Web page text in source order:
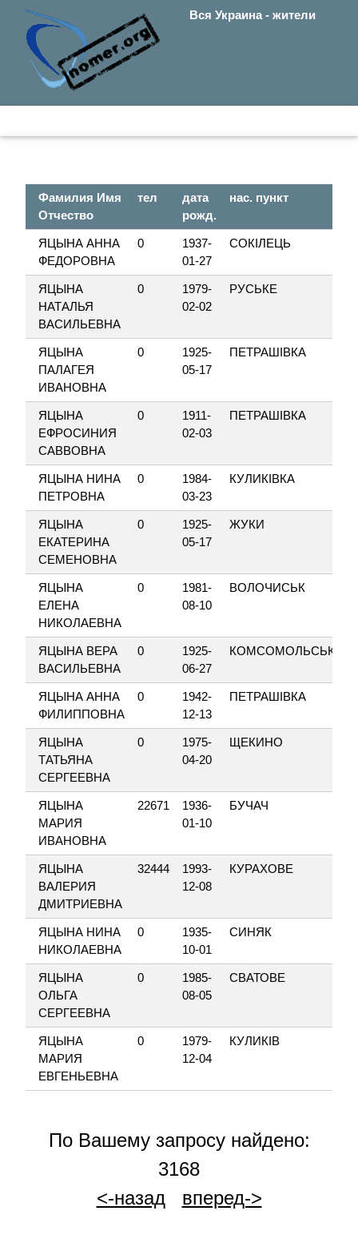
Вся Украина - жители
Фамилия Имя
Отчество
тел
дата
рожд.
нас. пункт
ЯЦЫНА АННА
ФЕДОРОВНА
0
1937-
01-27
СОКІЛЕЦЬ
ЯЦЫНА
НАТАЛЬЯ
ВАСИЛЬЕВНА
0
1979-
02-02
РУСЬКЕ
ЯЦЫНА
ПАЛАГЕЯ
ИВАНОВНА
0
1925-
05-17
ПЕТРАШІВКА
ЯЦЫНА
ЕФРОСИНИЯ
САВВОВНА
0
1911-
02-03
ПЕТРАШІВКА
ЯЦЫНА НИНА
ПЕТРОВНА
0
1984-
03-23
КУЛИКІВКА
ЯЦЫНА
ЕКАТЕРИНА
СЕМЕНОВНА
0
1925-
05-17
ЖУКИ
ЯЦЫНА
ЕЛЕНА
НИКОЛАЕВНА
0
1981-
08-10
ВОЛОЧИСЬК
ЯЦЫНА ВЕРА
ВАСИЛЬЕВНА
0
1925-
06-27
КОМСОМОЛЬСЬКЕ
ЯЦЫНА АННА
ФИЛИППОВНА
0
1942-
12-13
ПЕТРАШІВКА
ЯЦЫНА
ТАТЬЯНА
СЕРГЕЕВНА
0
1975-
04-20
ЩЕКИНО
ЯЦЫНА
МАРИЯ
ИВАНОВНА
22671
1936-
01-10
БУЧАЧ
ЯЦЫНА
ВАЛЕРИЯ
ДМИТРИЕВНА
32444
1993-
12-08
КУРАХОВЕ
ЯЦЫНА НИНА
НИКОЛАЕВНА
0
1935-
10-01
СИНЯК
ЯЦЫНА
ОЛЬГА
СЕРГЕЕВНА
0
1985-
08-05
СВАТОВЕ
ЯЦЫНА
МАРИЯ
ЕВГЕНЬЕВНА
0
1979-
12-04
КУЛИКІВ
По Вашему запросу найдено:
3168
<-назад
вперед->